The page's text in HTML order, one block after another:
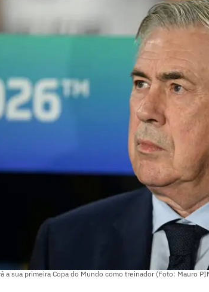
a sua primeira Copa do Mundo como treinador (Foto: Mauro